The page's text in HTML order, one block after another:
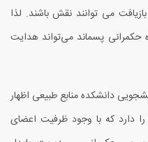
می توانند نقش باشند. لذا
حکمرانی پسماند می‌تواند هدایت
دانشکده منابع طبیعی اظهار
دارد که با وجود ظرفیت اعضای